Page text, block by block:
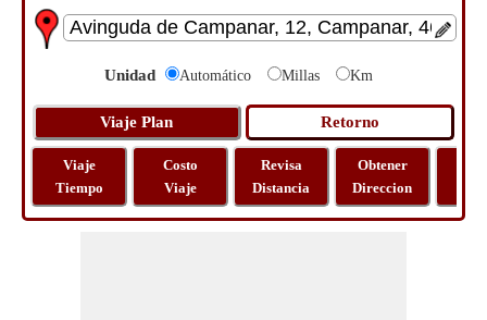
Unidad Automático Millas Km
Viaje
Tiempo
Costo
Viaje
Revisa
Distancia
Obtener
Direccion